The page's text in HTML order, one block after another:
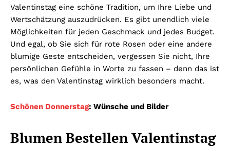
Valentinstag eine schöne Tradition, um Ihre Liebe und
Wertschätzung auszudrücken. Es gibt unendlich viele
Möglichkeiten für jeden Geschmack und jedes Budget.
Und egal, ob Sie sich für rote Rosen oder eine andere
blumige Geste entscheiden, vergessen Sie nicht, Ihre
persönlichen Gefühle in Worte zu fassen – denn das ist
es, was den Valentinstag wirklich besonders macht.
Schönen Donnerstag: Wünsche und Bilder
Blumen Bestellen Valentinstag